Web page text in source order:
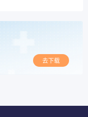
去下载